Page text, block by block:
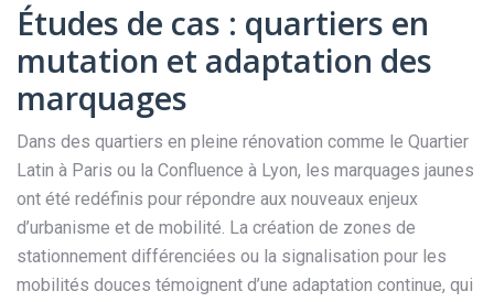
Études de cas : quartiers en
mutation et adaptation des
marquages
Dans des quartiers en pleine rénovation comme le Quartier
Latin à Paris ou la Confluence à Lyon, les marquages jaunes
ont été redéfinis pour répondre aux nouveaux enjeux
d’urbanisme et de mobilité. La création de zones de
stationnement différenciées ou la signalisation pour les
mobilités douces témoignent d’une adaptation continue, qui